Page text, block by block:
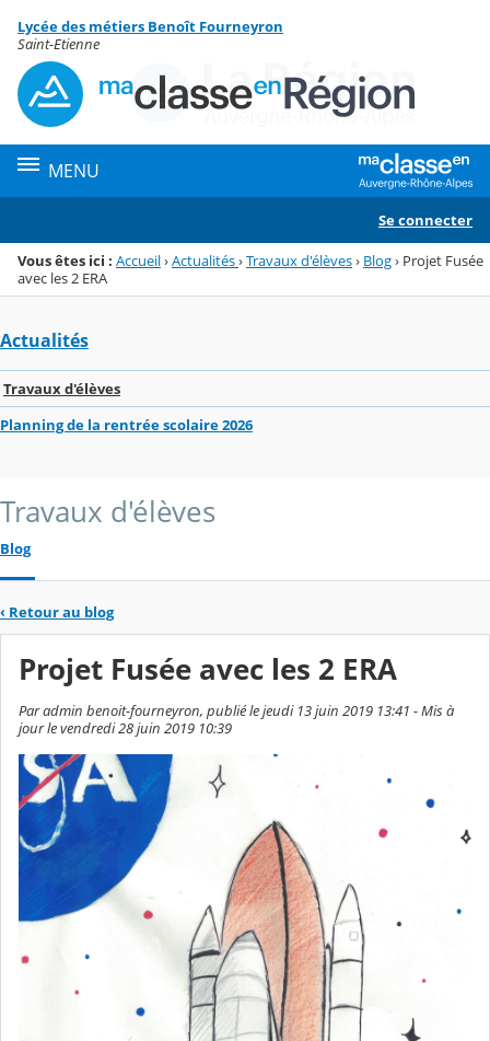
Menu de la rubrique
Contenu
Lycée des métiers Benoît Fourneyron
Saint-Etienne
MENU
Se connecter
Vous êtes ici : Accueil›Actualités›Travaux d'élèves› Blog› Projet Fusée
avec les 2 ERA
Actualités
Travaux d'élèves
Planning de la rentrée scolaire 2026
Travaux d'élèves
Blog
‹ Retour au blog
Projet Fusée avec les 2 ERA
Par admin benoit-fourneyron, publié le jeudi 13 juin 2019 13:41 - Mis à
jour le vendredi 28 juin 2019 10:39